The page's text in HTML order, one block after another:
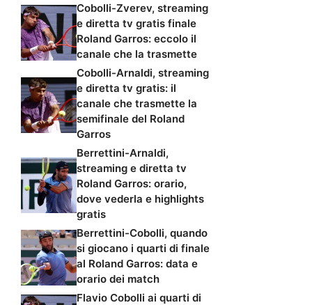
Cobolli-Zverev, streaming
e diretta tv gratis finale
Roland Garros: eccolo il
canale che la trasmette
Cobolli-Arnaldi, streaming
e diretta tv gratis: il
canale che trasmette la
semifinale del Roland
Garros
Berrettini-Arnaldi,
streaming e diretta tv
Roland Garros: orario,
dove vederla e highlights
gratis
Berrettini-Cobolli, quando
si giocano i quarti di finale
al Roland Garros: data e
orario dei match
Flavio Cobolli ai quarti di